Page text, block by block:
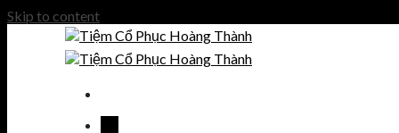
Skip to content